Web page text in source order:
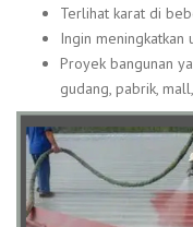
Terlihat karat di
Ingin meningkatkan
Proyek bangunan
gudang, pabrik,